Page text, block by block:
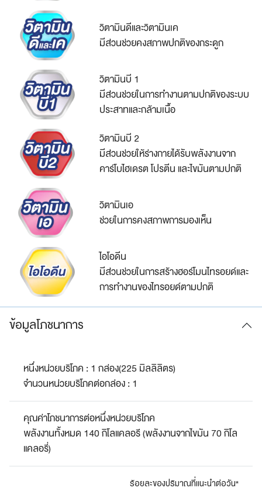
วิตามินดีและวิตามินเค
มีส่วนช่วยคงสภาพปกติของกระดูก
วิตามินบี 1
มีส่วนช่วยในการทำงานตามปกติของระบบ
ประสาทและกล้ามเนื้อ
วิตามินบี 2
มีส่วนช่วยให้ร่างกายได้รับพลังงานจาก
คาร์โบไฮเดรต โปรตีน และไขมันตามปกติ
วิตามินเอ
ช่วยในการคงสภาพการมองเห็น
ไอโอดีน
มีส่วนช่วยในการสร้างฮอร์โมนไทรอยด์และ
การทำงานของไทรอยด์ตามปกติ
ข้อมูลโภชนาการ
หนึ่งหน่วยบริโภค : 1 กล่อง(225 มิลลิลิตร)
จำนวนหน่วยบริโภคต่อกล่อง : 1
คุณค่าโภชนาการต่อหนึ่งหน่วยบริโภค
พลังงานทั้งหมด 140 กิโลแคลอรี (พลังงานจากไขมัน 70 กิโล
แคลอรี่)
ร้อยละของปริมาณที่แนะนำต่อวัน*